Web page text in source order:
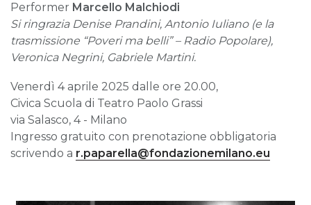
Performer Marcello Malchiodi
Si ringrazia Denise Prandini, Antonio Iuliano (e la
trasmissione “Poveri ma belli” – Radio Popolare),
Veronica Negrini, Gabriele Martini.
Venerdì 4 aprile 2025 dalle ore 20.00,
Civica Scuola di Teatro Paolo Grassi
via Salasco, 4 - Milano
Ingresso gratuito con prenotazione obbligatoria
scrivendo a r.paparella@fondazionemilano.eu